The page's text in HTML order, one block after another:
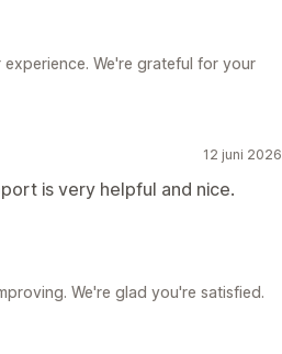
We're grateful for your
12 juni 2026
is very helpful and nice.
We're glad you're satisfied.